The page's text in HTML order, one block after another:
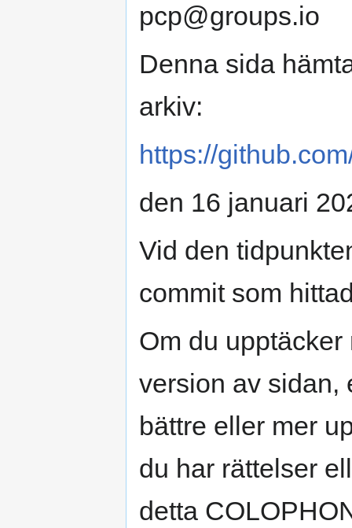
pcp@groups.io
Denna sida
arkiv:
https://
den 16 januari
Vid den
commit som
Om du
version av sidan,
bättre eller mer
du har rättelser
detta